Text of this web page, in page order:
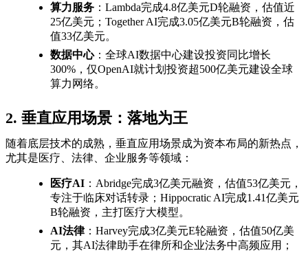
算力服务 ：Lambda完成4.8亿美元D轮融资，估值近
25亿美元；Together AI完成3.05亿美元B轮融资，估
值33亿美元。
数据中心：全球AI数据中心建设投资同比增长
300%，仅OpenAI就计划投资超500亿美元建设全球
算力网络。
2. 垂直应用场景：落地为王
随着底层技术的成熟，垂直应用场景成为资本布局的新热点，
尤其是医疗、法律、企业服务等领域：
医疗AI ：Abridge完成3亿美元融资，估值53亿美元，
专注于临床对话转录；Hippocratic AI完成1.41亿美元
B轮融资，主打医疗大模型。
AI法律：Harvey完成3亿美元E轮融资，估值50亿美
元，其AI法律助手在律所和企业法务中高频应用；